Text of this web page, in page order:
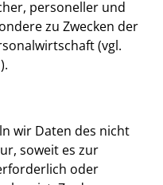
personeller und
zu Zwecken der
(vgl.
wir Daten des nicht
soweit es zur
oder